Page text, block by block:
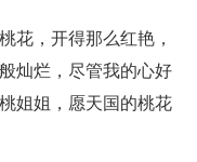
花，开得那么红艳，
灿烂，尽管我的心好
姐姐，愿天国的桃花